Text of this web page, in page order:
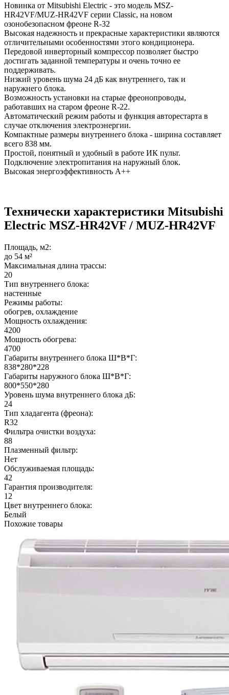
Новинка от Mitsubishi Electric - это модель MSZ-
HR42VF/MUZ-HR42VF серии Classic, на новом
озонобезопасном фреоне R-32
Высокая надежность и прекрасные характеристики являются
отличительными особенностями этого кондиционера.
Передовой инверторный компрессор позволяет быстро
достигать заданной температуры и очень точно ее
поддерживать.
Низкий уровень шума 24 дБ как внутреннего, так и
наружнего блока.
Возможность установки на старые фреонопроводы,
работавших на старом фреоне R-22.
Автоматический режим работы и функция авторестарта в
случае отключения электроэнергии.
Компактные размеры внутреннего блока - ширина составляет
всего 838 мм.
Простой, понятный и удобный в работе ИК пульт.
Подключение электропитания на наружный блок.
Высокая энергоэффективность А++
Технически характеристики Mitsubishi
Electric MSZ-HR42VF / MUZ-HR42VF
Площадь, м2:
до 54 м²
Максимальная длина трассы:
20
Тип внутреннего блока:
настенные
Режимы работы:
обогрев, охлаждение
Мощность охлаждения:
4200
Мощность обогрева:
4700
Габариты внутреннего блока Ш*В*Г:
838*280*228
Габариты наружного блока Ш*В*Г:
800*550*280
Уровень шума внутреннего блока дБ:
24
Тип хладагента (фреона):
R32
Фильтра очистки воздуха:
88
Плазменный фильтр:
Нет
Обслуживаемая площадь:
42
Гарантия производителя:
12
Цвет внутреннего блока:
Белый
Похожие товары